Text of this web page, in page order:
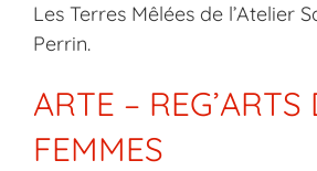
Les Terres Mêlées de l’Atelier
Perrin.
ARTE – REG’ARTS
FEMMES